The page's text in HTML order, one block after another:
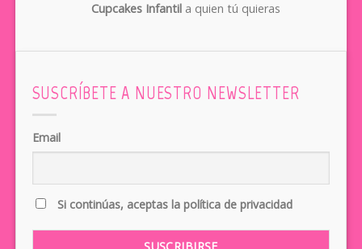
Cupcakes Infantila quien tú quieras
SUSCRÍBETE A NUESTRO NEWSLETTER
Email
Si continúas, aceptas la política de privacidad